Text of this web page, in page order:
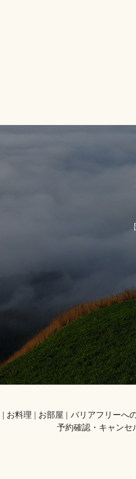
お料理 お部屋
バリアフリーへ
予約確認・キャンセ